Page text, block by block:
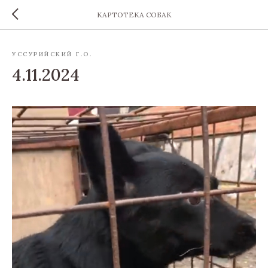
КАРТОТЕКА СОБАК
УССУРИЙСКИЙ Г.О.
4.11.2024